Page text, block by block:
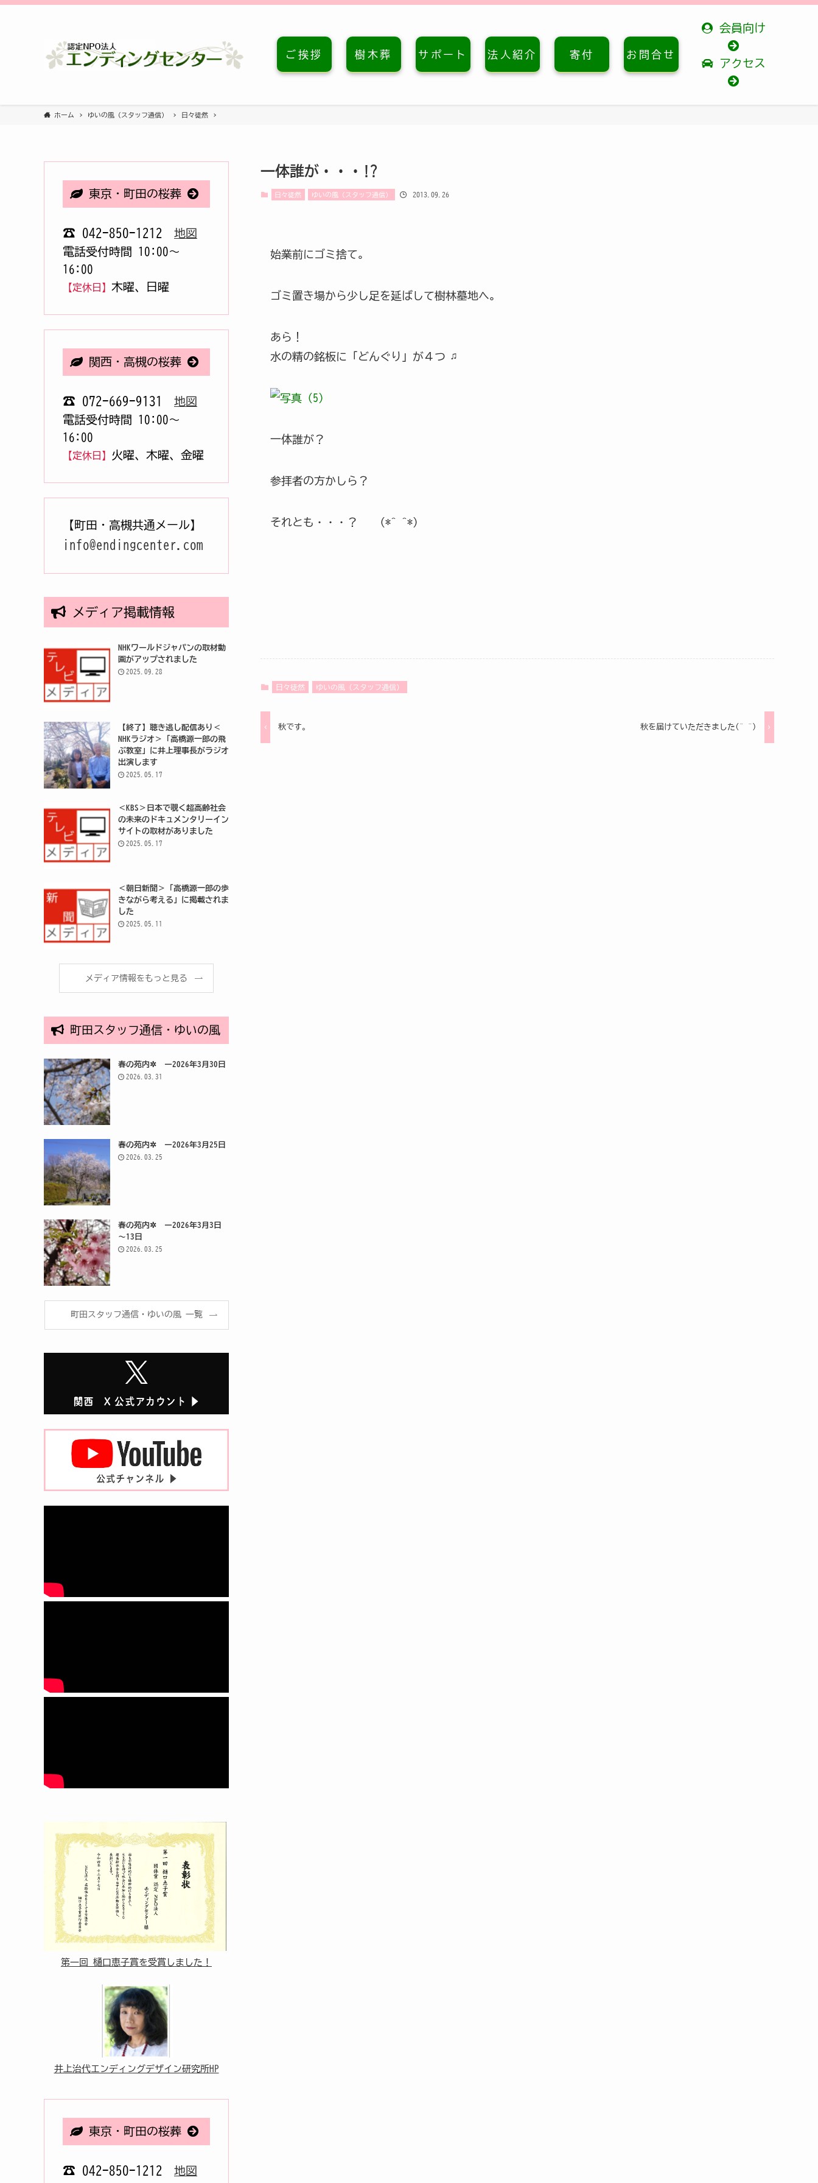
ご挨拶 樹木葬 サポート 法人紹介 寄付 お問合せ
会員向け
アクセス
ホーム ゆいの風（スタッフ通信） 日々徒然
一体誰が・・・!?
日々徒然 ゆいの風（スタッフ通信） 2013.09.26
始業前にゴミ捨て。
ゴミ置き場から少し足を延ばして樹林墓地へ。
あら！
水の精の銘板に「どんぐり」が４つ ♫
一体誰が？
参拝者の方かしら？
それとも・・・？ (*^_^*)
日々徒然 ゆいの風（スタッフ通信）
秋です。 秋を届けていただきました(^-^)
東京・町田の桜葬
☎ 042-850-1212
地図
電話受付時間 10:00〜
16:00
【定休日】 木曜、日曜
関西・高槻の桜葬
☎ 072-669-9131
地図
電話受付時間 10:00〜
16:00
【定休日】 火曜、木曜、金曜
【町田・高槻共通メール】
info@endingcenter.com
メディア掲載情報
NHKワールドジャパンの取材動
画がアップされました
2025.09.28
【終了】聴き逃し配信あり＜
NHKラジオ＞「高橋源一郎の飛
ぶ教室」に井上理事長がラジオ
出演します
2025.05.17
＜KBS＞日本で覗く超高齢社会
の未来のドキュメンタリーイン
サイトの取材がありました
2025.05.17
＜朝日新聞＞「高橋源一郎の歩
きながら考える」に掲載されま
した
2025.05.11
メディア情報をもっと見る
町田スタッフ通信・ゆいの風
春の苑内✲ ー2026年3月30日
2026.03.31
春の苑内✲ ー2026年3月25日
2026.03.25
春の苑内✲ ー2026年3月3日
～13日
2026.03.25
町田スタッフ通信・ゆいの風 一覧
第一回 樋口恵子賞を受賞しました！
井上治代エンディングデザイン研究所HP
東京・町田の桜葬
☎ 042-850-1212 地図